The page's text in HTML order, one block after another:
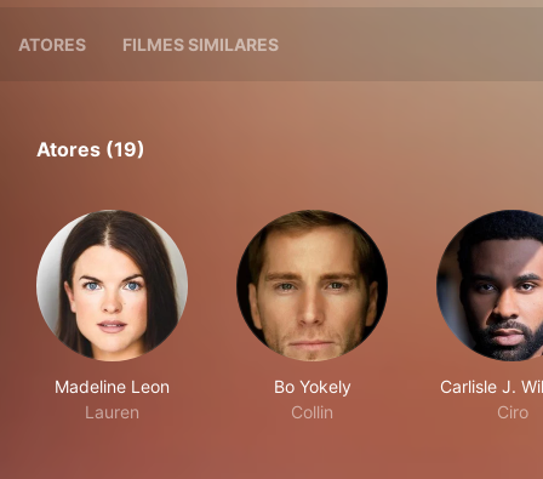
ATORES FILMES SIMILARES
Atores (19)
Madeline Leon
Lauren
Bo Yokely
Collin
Carlisle J.
Ciro